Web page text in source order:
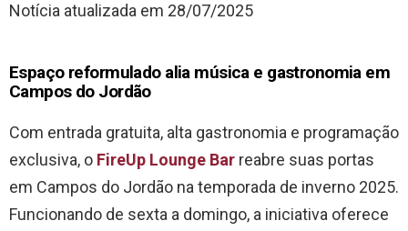
Notícia atualizada em 28/07/2025
Espaço reformulado alia música e gastronomia em
Campos do Jordão
Com entrada gratuita, alta gastronomia e programação
exclusiva, o FireUp Lounge Bar reabre suas portas
em Campos do Jordão na temporada de inverno 2025.
Funcionando de sexta a domingo, a iniciativa oferece